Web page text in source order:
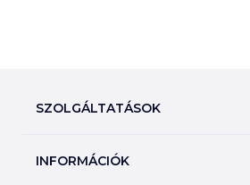
SZOLGÁLTATÁSOK
Árfigyelő
INFORMÁCIÓK